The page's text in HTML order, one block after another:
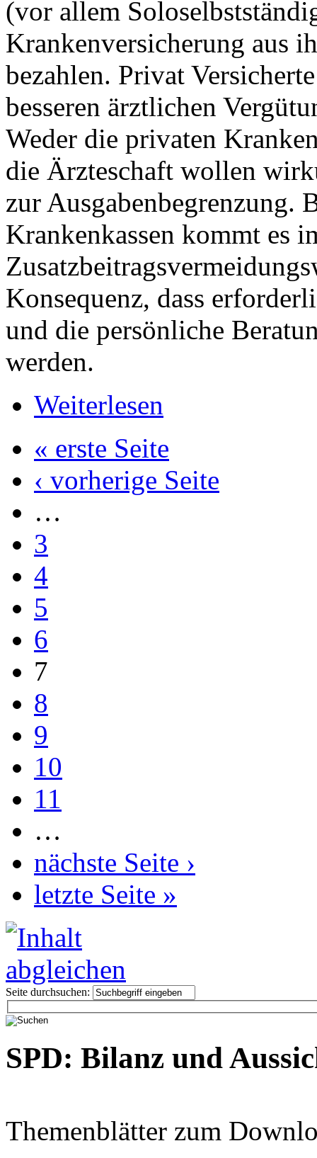
(vor allem
Krankenversicherung aus
bezahlen. Privat
besseren ärztlichen
Weder die privaten
die Ärzteschaft wollen
zur Ausgabenbegrenzung.
Krankenkassen kommt es
Konsequenz, dass
und die persönliche
werden.
Weiterlesen
« erste Seite
‹ vorherige Seite
…
3
4
5
6
7
8
9
10
11
…
nächste Seite ›
letzte Seite »
Seite durchsuchen:
SPD: Bilanz und
Themenblätter zum